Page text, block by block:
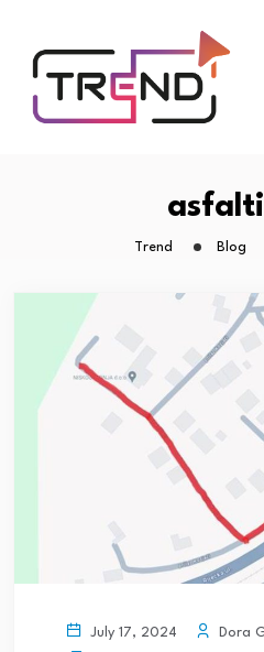
Trend Blog
July 17, 2024
Dora